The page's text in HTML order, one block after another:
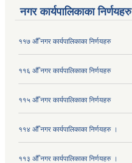
नगर कार्यपालिकाका निर्णयहरु
११७ औँ नगर कार्यपालिकाका निर्णयहरु
११६ औँ नगर कार्यपालिकाका निर्णयहरु
११५ औँ नगर कार्यपालिकाका निर्णयहरु
११४ औँ नगर कार्यपालिकाका निर्णयहरु ।
११३ औँ नगर कार्यपालिकाका निर्णयहरु ।